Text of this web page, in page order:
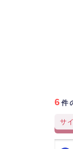
6 件
サ